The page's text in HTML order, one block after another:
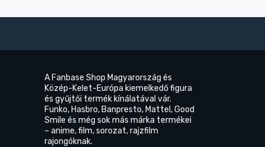
A Fanbase Shop Magyarország és
Közép-Kelet-Európa kiemelkedő figura
és gyűjtői termék kínálatával vár.
Funko, Hasbro, Banpresto, Mattel, Good
Smile és még sok más márka termékei
– anime, film, sorozat, rajzfilm
rajongóknak.